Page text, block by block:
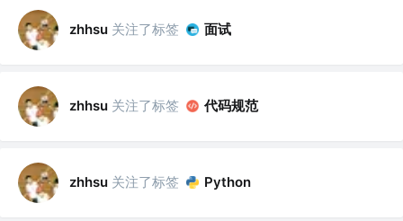
zhhsu 关注了标签 面试
zhhsu 关注了标签 代码规范
zhhsu 关注了标签 Python